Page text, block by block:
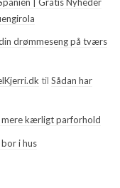
drømmeseng på tværs
til Sådan har
kærligt parforhold
i hus